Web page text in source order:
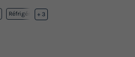
Réfrigérateur
+ 3